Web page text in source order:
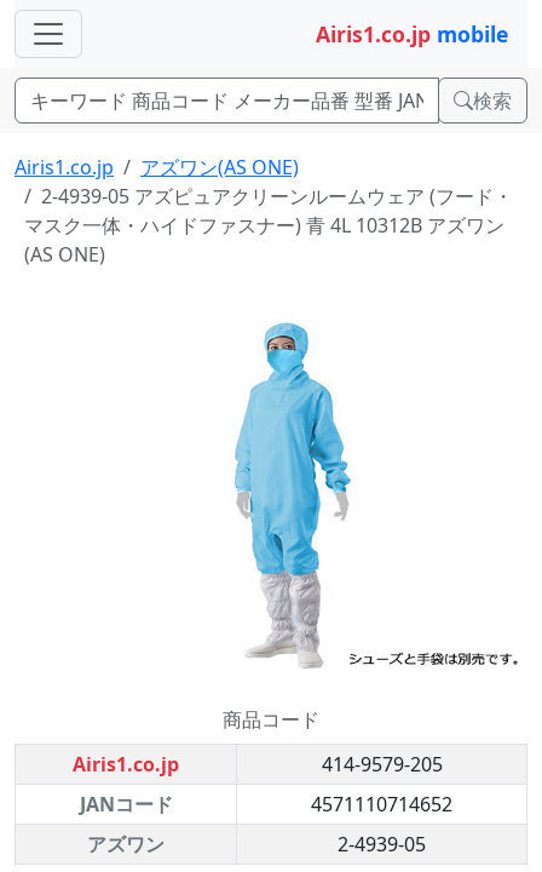
Airis1.co.jp mobile
検索
Airis1.co.jp
アズワン(AS ONE)
2-4939-05 アズピュアクリーンルームウェア (フード・
マスク一体・ハイドファスナー) 青 4L 10312B アズワン
(AS ONE)
商品コード
Airis1.co.jp
414-9579-205
JANコード
4571110714652
アズワン
2-4939-05